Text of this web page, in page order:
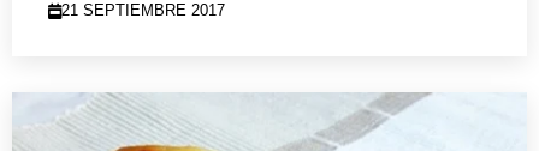
21 SEPTIEMBRE 2017